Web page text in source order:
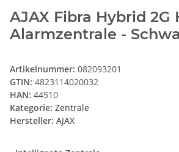
AJAX Fibra Hybrid 2G
Alarmzentrale -
Artikelnummer: 082093201
GTIN: 4823114020032
HAN: 44510
Kategorie: Zentrale
Hersteller: AJAX